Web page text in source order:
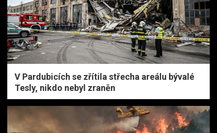
V Pardubicích se zřítila střecha areálu bývalé
Tesly, nikdo nebyl zraněn